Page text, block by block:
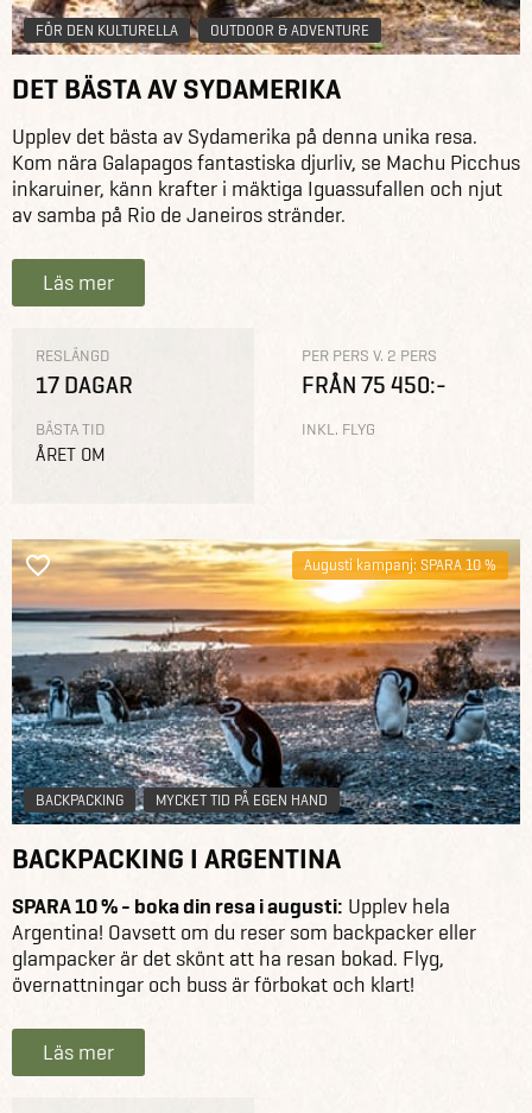
FÖR DEN KULTURELLA OUTDOOR & ADVENTURE
DET BÄSTA AV SYDAMERIKA
Upplev det bästa av Sydamerika på denna unika resa.
Kom nära Galapagos fantastiska djurliv, se Machu Picchus
inkaruiner, känn krafter i mäktiga Iguassufallen och njut
av samba på Rio de Janeiros stränder.
Läs mer
RESLÄNGD
17 DAGAR
BÄSTA TID
ÅRET OM
PER PERS V. 2 PERS
FRÅN 75 450:-
INKL. FLYG
Augusti kampanj: SPARA 10 %
BACKPACKING MYCKET TID PÅ EGEN HAND
BACKPACKING I ARGENTINA
SPARA 10 % - boka din resa i augusti: Upplev hela
Argentina! Oavsett om du reser som backpacker eller
glampacker är det skönt att ha resan bokad. Flyg,
övernattningar och buss är förbokat och klart!
Läs mer